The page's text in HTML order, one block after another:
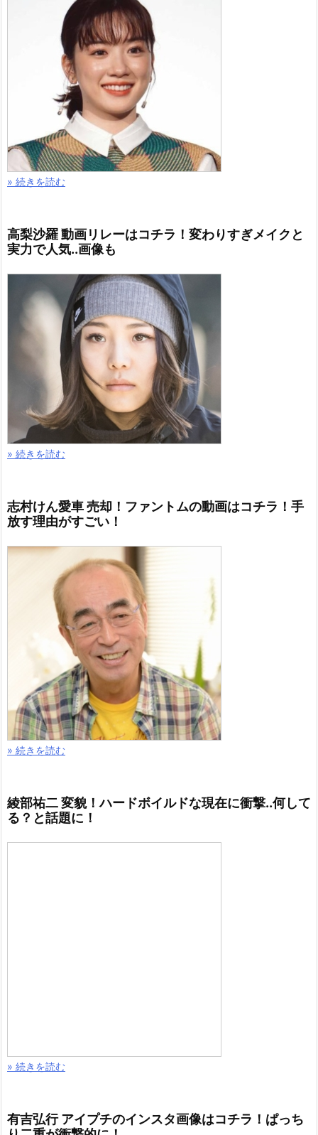
» 続きを読む
高梨沙羅 動画リレーはコチラ！変わりすぎメイクと
実力で人気..画像も
» 続きを読む
志村けん愛車 売却！ファントムの動画はコチラ！手
放す理由がすごい！
» 続きを読む
綾部祐二 変貌！ハードボイルドな現在に衝撃..何して
る？と話題に！
» 続きを読む
有吉弘行 アイプチのインスタ画像はコチラ！ぱっち